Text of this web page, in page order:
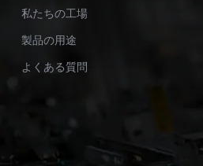
私たちの工場
製品の用途
よくある質問